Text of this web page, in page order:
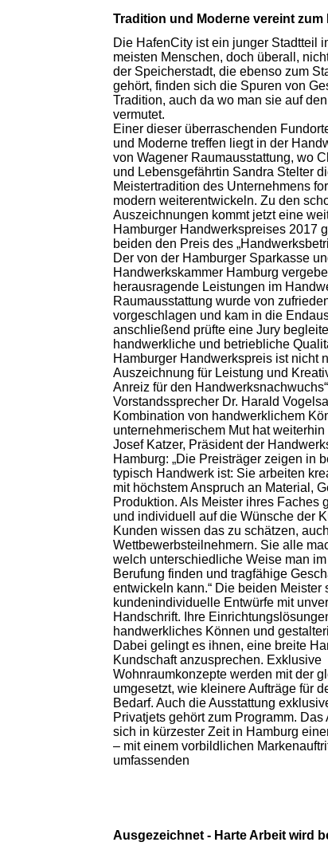
Tradition und Moderne vereint
Die HafenCity ist ein junger Stadtteil
meisten Menschen, doch überall,
der Speicherstadt, die ebenso zum
gehört, finden sich die Spuren von
Tradition, auch da wo man sie auf
vermutet.
Einer dieser überraschenden
und Moderne treffen liegt in der
von Wagener Raumausstattung, wo
und Lebensgefährtin Sandra Stelter
Meistertradition des Unternehmens
modern weiterentwickeln. Zu den
Auszeichnungen kommt jetzt eine
Hamburger Handwerkspreises 2017
beiden den Preis des
Der von der Hamburger Sparkasse
Handwerkskammer Hamburg
herausragende Leistungen im
Raumausstattung wurde von
vorgeschlagen und kam in die
anschließend prüfte eine Jury
handwerkliche und betriebliche
Hamburger Handwerkspreis ist nicht
Auszeichnung für Leistung und
Anreiz für den
Vorstandssprecher Dr. Harald
Kombination von handwerklichem
unternehmerischem Mut hat
Josef Katzer, Präsident der
Hamburg: „Die Preisträger zeigen in
typisch Handwerk ist: Sie arbeiten
mit höchstem Anspruch an Material,
Produktion. Als Meister ihres Faches
und individuell auf die Wünsche der
Kunden wissen das zu schätzen,
Wettbewerbsteilnehmern. Sie alle
welch unterschiedliche Weise man
Berufung finden und tragfähige
entwickeln kann.“ Die beiden Meister
kundenindividuelle Entwürfe mit
Handschrift. Ihre
handwerkliches Können und
Dabei gelingt es ihnen, eine breite
Kundschaft anzusprechen. Exklusive
Wohnraumkonzepte werden mit der
umgesetzt, wie kleinere Aufträge für
Bedarf. Auch die Ausstattung
Privatjets gehört zum Programm. Das
sich in kürzester Zeit in Hamburg
– mit einem vorbildlichen
umfassenden
Ausgezeichnet - Harte Arbeit wird